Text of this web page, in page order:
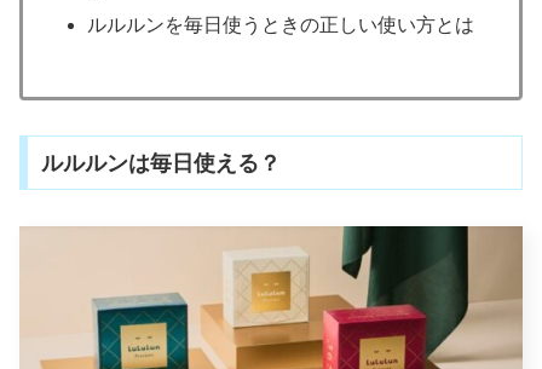
ルルルンを毎日使うときの正しい使い方とは
ルルルンは毎日使える？